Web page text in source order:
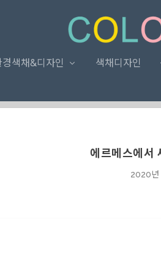
경색채&디자인 색채디자인
에르메스에서
2020년